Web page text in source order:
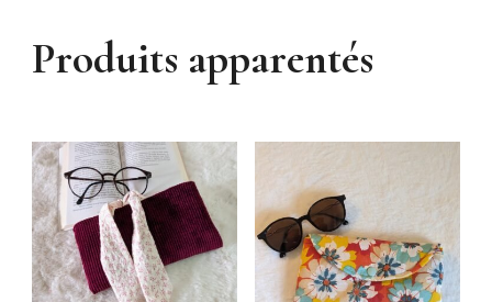
Produits apparentés